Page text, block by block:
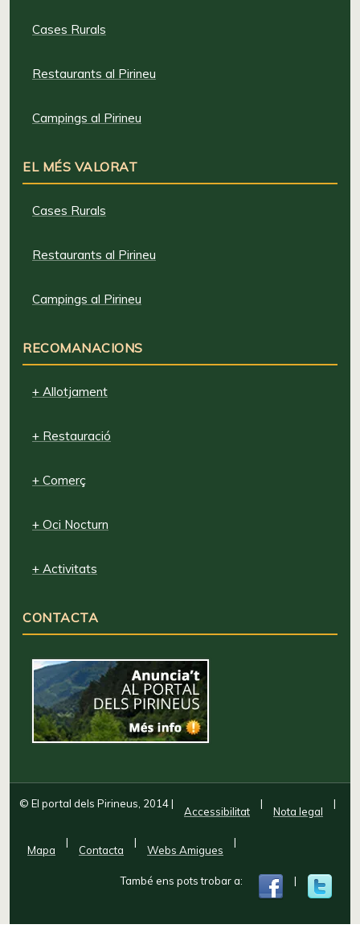
Cases Rurals
Restaurants al Pirineu
Campings al Pirineu
EL MÉS VALORAT
Cases Rurals
Restaurants al Pirineu
Campings al Pirineu
RECOMANACIONS
+ Allotjament
+ Restauració
+ Comerç
+ Oci Nocturn
+ Activitats
CONTACTA
© El portal dels Pirineus, 2014|
Accessibilitat
|
Nota legal
|
Mapa
|
Contacta
|
Webs Amigues
|
També ens pots trobar a: |